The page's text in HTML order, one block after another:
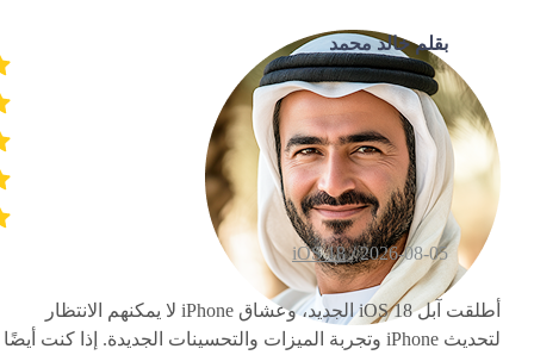
بقلم خالد محمد
2026-08-05 /
iOS 18
أطلقت آبل iOS 18 الجديد، وعشاق iPhone لا يمكنهم الانتظار
لتحديث iPhone وتجربة الميزات والتحسينات الجديدة. إذا كنت أيضًا